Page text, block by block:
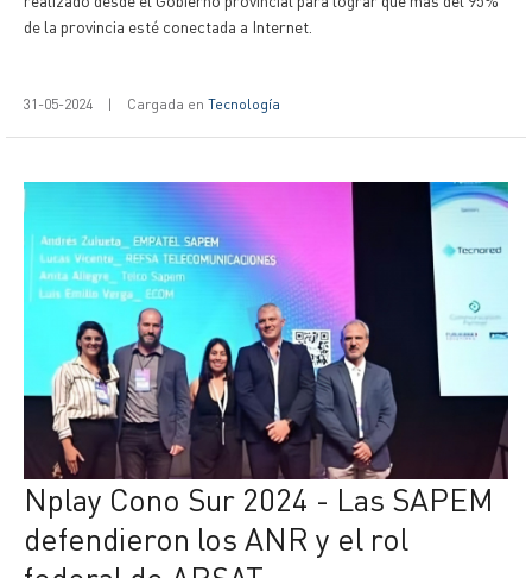
de la provincia esté conectada a Internet.
31-05-2024 | Cargada en Tecnología
Nplay Cono Sur 2024 - Las SAPEM
defendieron los ANR y el rol